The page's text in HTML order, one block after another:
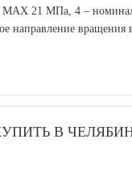
MAX 21 МПа, 4 –
направление вращения
В